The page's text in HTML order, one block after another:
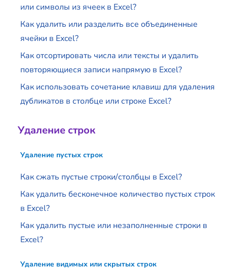
или символы из ячеек в Excel?
Как удалить или разделить все объединенные
ячейки в Excel?
Как отсортировать числа или тексты и удалить
повторяющиеся записи напрямую в Excel?
Как использовать сочетание клавиш для удаления
дубликатов в столбце или строке Excel?
Удаление строк
Удаление пустых строк
Как сжать пустые строки/столбцы в Excel?
Как удалить бесконечное количество пустых строк
в Excel?
Как удалить пустые или незаполненные строки в
Excel?
Удаление видимых или скрытых строк